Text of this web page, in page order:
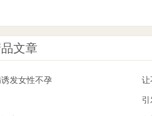
文章
发女性不孕 让